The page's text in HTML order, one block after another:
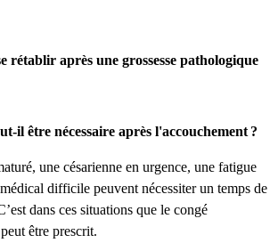
rétablir après une grossesse pathologique
il être nécessaire après l'accouchement ?
une césarienne en urgence, une fatigue
difficile peuvent nécessiter un temps de
dans ces situations que le congé
être prescrit.